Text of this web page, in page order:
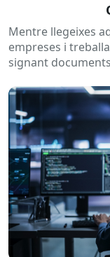
Mentre llegeixes
empreses i
signant
habitualment...